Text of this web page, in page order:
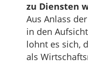
zu Diensten
Aus Anlass
in den
lohnt es sich,
als